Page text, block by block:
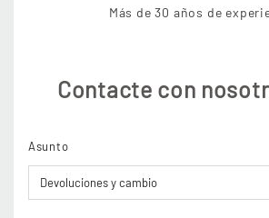
Más de 30 años de
Contacte con
Asunto